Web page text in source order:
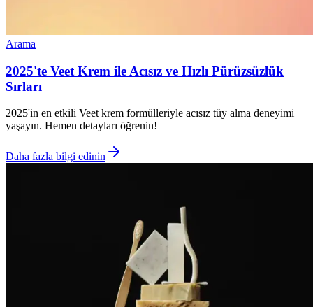
Arama
2025'te Veet Krem ile Acısız ve Hızlı Pürüzsüzlük
Sırları
2025'in en etkili Veet krem formülleriyle acısız tüy alma deneyimi
yaşayın. Hemen detayları öğrenin!
Daha fazla bilgi edinin